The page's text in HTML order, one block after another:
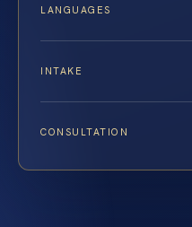
LANGUAGES
INTAKE
CONSULTATION